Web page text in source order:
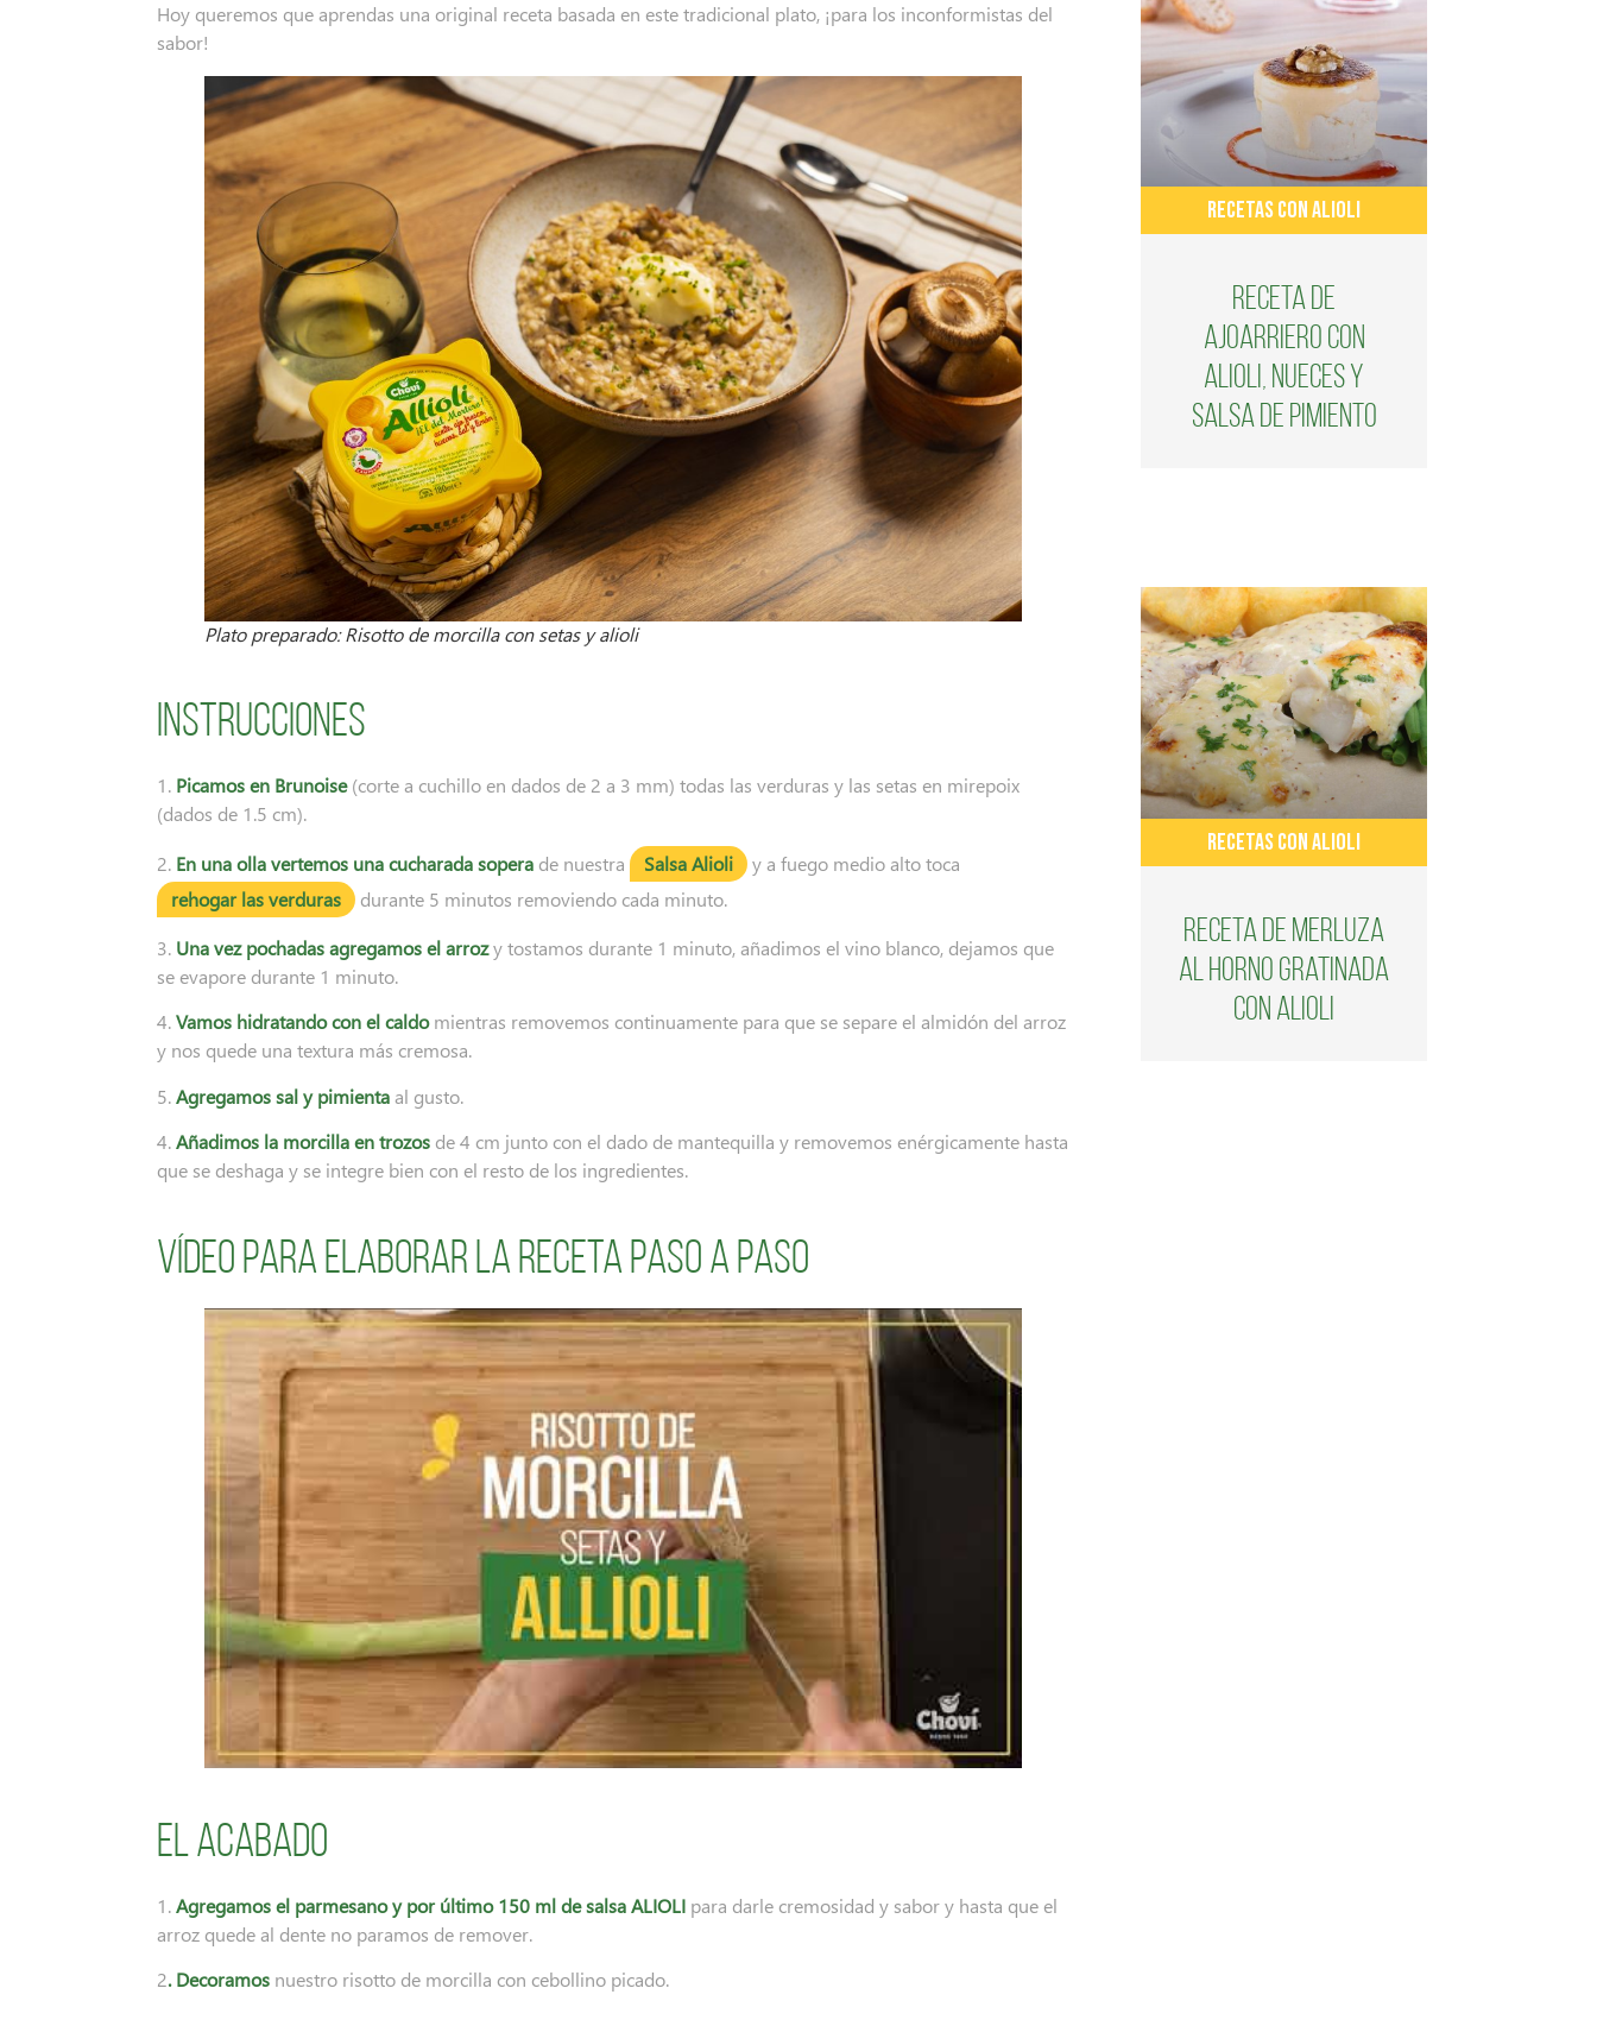
Hoy queremos que aprendas una original receta basada en este tradicional plato, ¡para los inconformistas del
sabor!
Plato preparado: Risotto de morcilla con setas y alioli
Instrucciones
1. Picamos en Brunoise(corte a cuchillo en dados de 2 a 3 mm) todas las verduras y las setas en mirepoix
(dados de 1.5 cm).
2. En una olla vertemos una cucharada sopera de nuestra Salsa Alioli
y a fuego medio alto toca
rehogar las verduras
durante 5 minutos removiendo cada minuto.
3. Una vez pochadas agregamos el arrozy tostamos durante 1 minuto, añadimos el vino blanco, dejamos que
se evapore durante 1 minuto.
4.Vamos hidratando con el caldomientras removemos continuamente para que se separe el almidón del arroz
y nos quede una textura más cremosa.
5.Agregamos sal y pimientaal gusto.
4.Añadimos la morcilla en trozos de 4 cm junto con el dado de mantequilla y removemos enérgicamente hasta
que se deshaga y se integre bien con el resto de los ingredientes.
Vídeo para elaborar la receta paso a paso
El Acabado
1.Agregamos el parmesano y por último 150 ml de salsa ALIOLI para darle cremosidad y sabor y hasta que el
arroz quede al dente no paramos de remover.
2. Decoramos nuestro risotto de morcilla con cebollino picado.
RECETAS CON ALIOLI
Receta de
ajoarriero con
alioli, nueces y
salsa de pimiento
RECETAS CON ALIOLI
Receta de merluza
al horno gratinada
con alioli